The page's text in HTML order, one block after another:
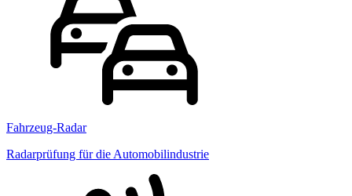
Fahrzeug-Radar
Radarprüfung für die Automobilindustrie